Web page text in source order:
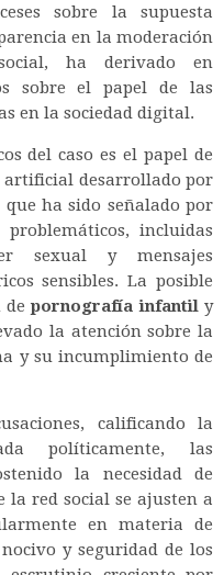
sobre la supuesta
en la moderación
ha derivado en
sobre el papel de las
en la sociedad digital.
del caso es el papel de
artificial desarrollado por
ha sido señalado por
incluidas
sexual y mensajes
sensibles. La posible
depornografía infantily
la atención sobre la
y su incumplimiento de
calificando la
políticamente, las
la necesidad de
la red social se ajusten a
en materia de
y seguridad de los